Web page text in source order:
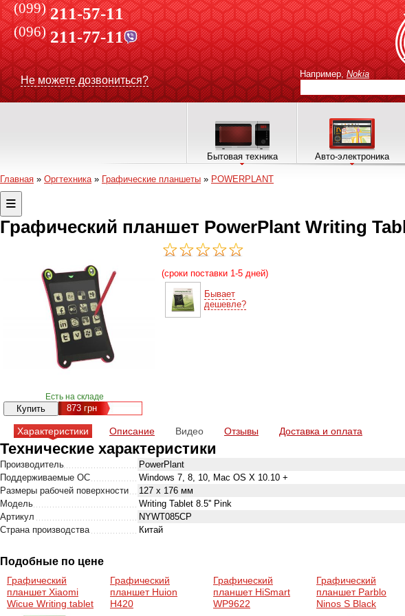
(099) 211-57-11
(096)211-77-11
Не можете дозвониться?
Например, Nokia
Бытовая техника Авто-электроника
Главная » Оргтехника» Графические планшеты » POWERPLANT
Графический планшет PowerPlant Writing
Есть на складе
873грн
(сроки поставки 1-5 дней)
Бывает
дешевле?
Характеристики Описание Видео Отзывы Доставка и оплата
Технические характеристики
Производитель
PowerPlant
Поддерживаемые ОС
Windows 7, 8, 10, Mac OS X 10.10 +
Размеры рабочей поверхности
127 х 176 мм
Модель
Writing Tablet 8.5'' Pink
Артикул
NYWT085CP
Страна производства
Китай
Подобные по цене
Графический
планшет Xiaomi
Wicue Writing tablet
Графический
планшет Huion
H420
Графический
планшет HiSmart
WP9622
Графический
планшет Parblo
Ninos S Black